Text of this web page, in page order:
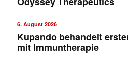
6. August 2026
Kupando behandelt
mit Immuntherapie